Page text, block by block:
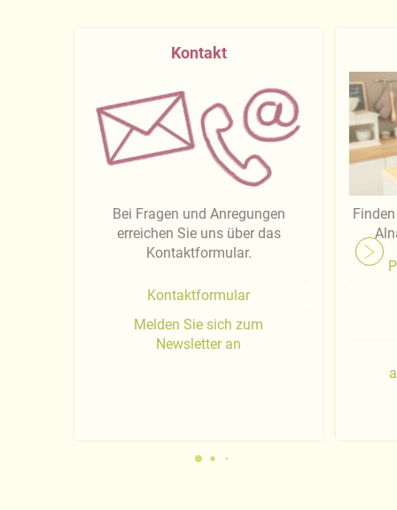
Kontakt
Bei Fragen und Anregungen
erreichen Sie uns über das
Kontaktformular.
Kontaktformular
Melden Sie sich zum
Newsletter an